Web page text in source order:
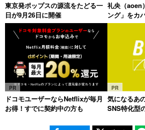
東京発ポップスの源流をたどる一
日が9月26日に開催
礼央（aoen
ング」をカ
PR
ドコモユーザーならNetflixが毎月
お得！すでに契約中の方も
PR
気になるあ
SNS特化型